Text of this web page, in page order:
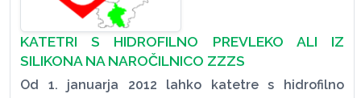
KATETRI S HIDROFILNO PREVLEKO ALI IZ
SILIKONA NA NAROČILNICO ZZZS
Od 1. januarja 2012 lahko katetre s hidrofilno